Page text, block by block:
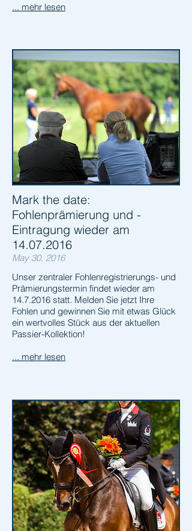
... mehr lesen
Mark the date:
Fohlenprämierung und -
Eintragung wieder am
14.07.2016
May 30, 2016
Unser zentraler Fohlenregistrierungs- und
Prämierungstermin findet wieder am
14.7.2016 statt. Melden Sie jetzt Ihre
Fohlen und gewinnen Sie mit etwas Glück
ein wertvolles Stück aus der aktuellen
Passier-Kollektion!
... mehr lesen